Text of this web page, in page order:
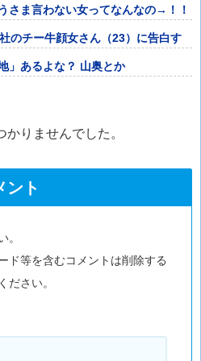
さま言わない女ってなんなの→！！
のチー牛顔女さん（23）に告白す
」あるよな？ 山奥とか
かりませんでした。
ント
。
ド等を含むコメントは削除する
ださい。